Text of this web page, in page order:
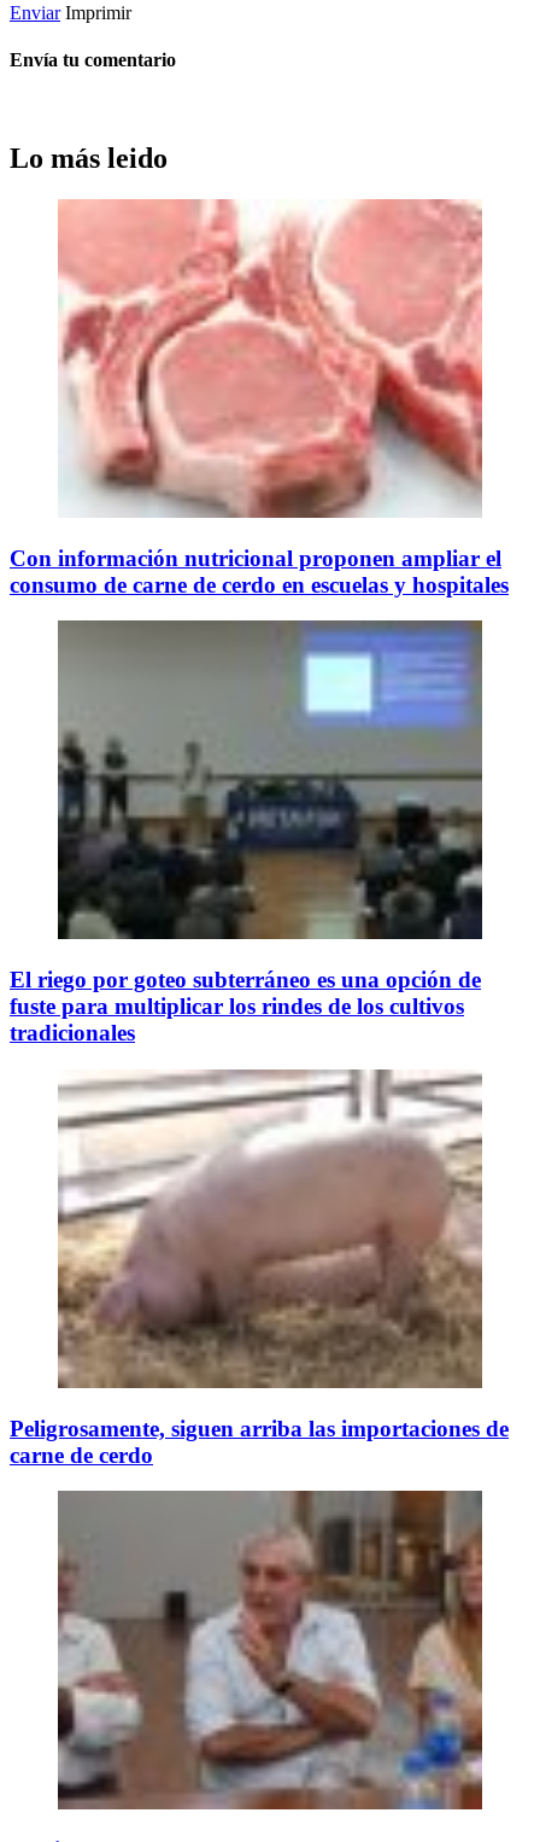
Enviar Imprimir
Envía tu comentario
Lo más leido
Con información nutricional proponen ampliar el
consumo de carne de cerdo en escuelas y hospitales
El riego por goteo subterráneo es una opción de
fuste para multiplicar los rindes de los cultivos
tradicionales
Peligrosamente, siguen arriba las importaciones de
carne de cerdo